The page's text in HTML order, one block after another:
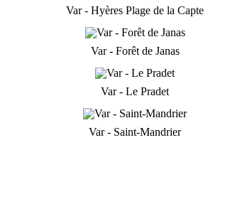
Var - Hyères Plage de la Capte
Var - Forêt de Janas
Var - Le Pradet
Var - Saint-Mandrier